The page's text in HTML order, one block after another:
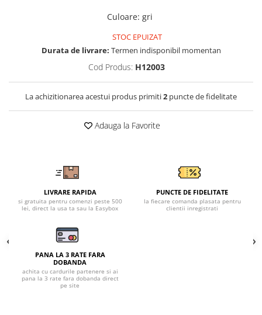
Combinezoane de lucru
Jachete / Bluze salopeta
Sorturi impermeabile
Pantaloni de lucru in talie
Pentru sudura
Pantaloni de protectie
Sorturi
Culoare: gri
STOC EPUIZAT
Durata de livrare: Termen indisponibil momentan
Cod Produs: H12003
La achizitionarea acestui produs primiti2 puncte de fidelitate
Adauga la Favorite
LIVRARE RAPIDA
si gratuita pentru comenzi peste 500
lei, direct la usa ta sau la Easybox
PUNCTE DE FIDELITATE
la fiecare comanda plasata pentru
clientii inregistrati
PANA LA 3 RATE FARA
DOBANDA
achita cu cardurile partenere si ai
pana la 3 rate fara dobanda direct
pe site